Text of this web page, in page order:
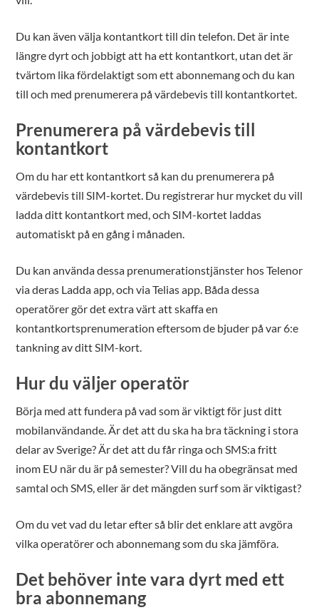
Du kan även välja kontantkort till din telefon. Det är inte
längre dyrt och jobbigt att ha ett kontantkort, utan det är
tvärtom lika fördelaktigt som ett abonnemang och du kan
till och med prenumerera på värdebevis till kontantkortet.
Prenumerera på värdebevis till
kontantkort
Om du har ett kontantkort så kan du prenumerera på
värdebevis till SIM-kortet. Du registrerar hur mycket du vill
ladda ditt kontantkort med, och SIM-kortet laddas
automatiskt på en gång i månaden.
Du kan använda dessa prenumerationstjänster hos Telenor
via deras Ladda app, och via Telias app. Båda dessa
operatörer gör det extra värt att skaffa en
kontantkortsprenumeration eftersom de bjuder på var 6:e
tankning av ditt SIM-kort.
Hur du väljer operatör
Börja med att fundera på vad som är viktigt för just ditt
mobilanvändande. Är det att du ska ha bra täckning i stora
delar av Sverige? Är det att du får ringa och SMS:a fritt
inom EU när du är på semester? Vill du ha obegränsat med
samtal och SMS, eller är det mängden surf som är viktigast?
Om du vet vad du letar efter så blir det enklare att avgöra
vilka operatörer och abonnemang som du ska jämföra.
Det behöver inte vara dyrt med ett
bra abonnemang